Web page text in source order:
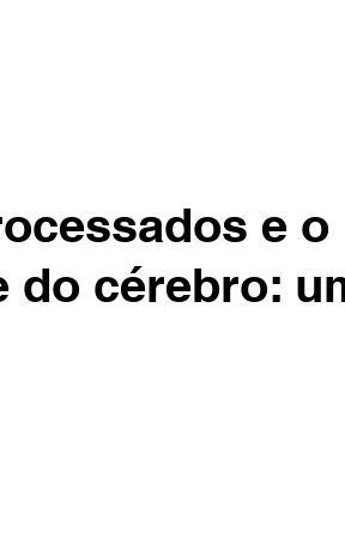
e o
do cérebro: